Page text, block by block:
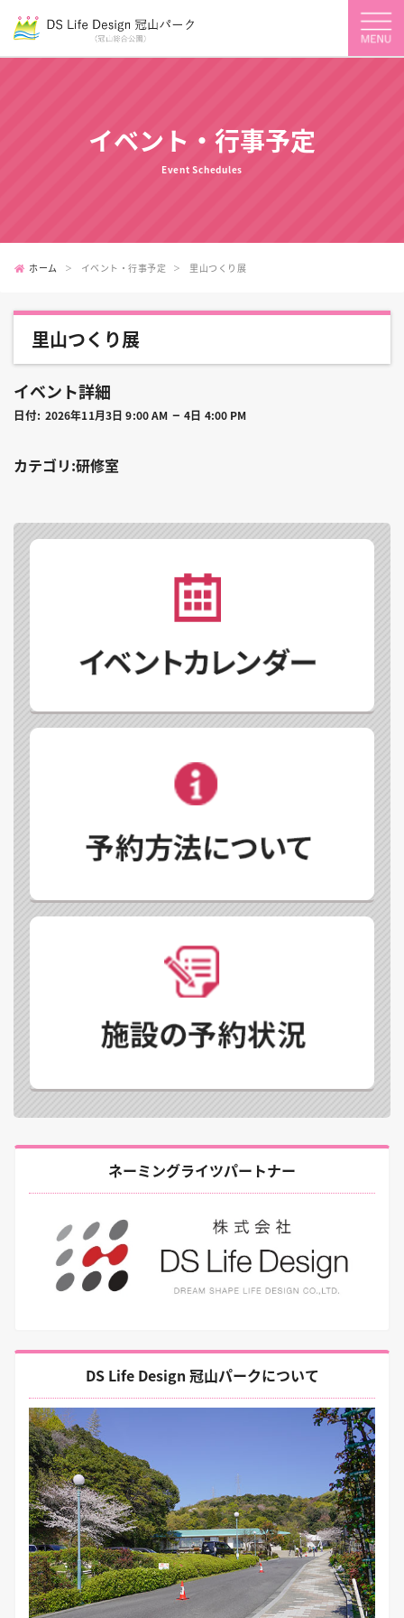
イベント・行事予定
Event Schedules
ホーム イベント・行事予定 里山つくり展
里山つくり展
イベント詳細
日付: 2026年11月3日 9:00 AM –4日 4:00 PM
カテゴリ:研修室
ネーミングライツパートナー
DS Life Design 冠山パークについて